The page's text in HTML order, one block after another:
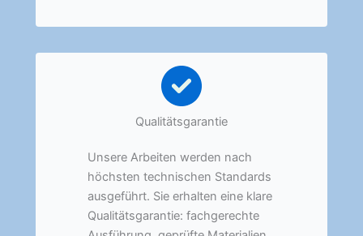
Qualitätsgarantie
Unsere Arbeiten werden nach
höchsten technischen Standards
ausgeführt. Sie erhalten eine klare
Qualitätsgarantie: fachgerechte